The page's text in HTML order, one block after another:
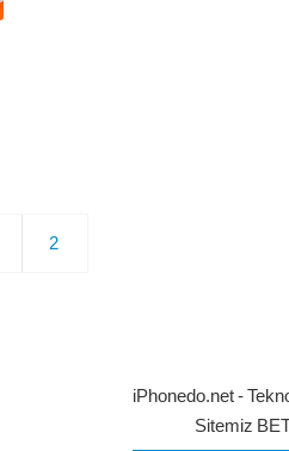
2
iPhonedo.net -
Sitemiz